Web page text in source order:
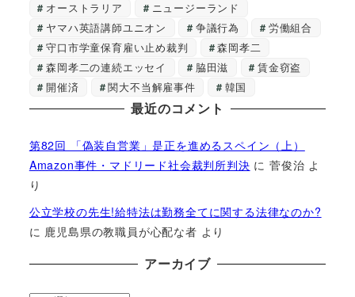
オーストラリア
ニュージーランド
ヤマハ英語講師ユニオン
争議行為
労働組合
守口市学童保育雇い止め裁判
森岡孝二
森岡孝二の連続エッセイ
脇田滋
賃金窃盗
開催済
関大不当解雇事件 韓国
最近のコメント
第82回 「偽装自営業」是正を進めるスペイン（上）
Amazon事件・マドリード社会裁判所判決 に菅俊治 よ
り
公立学校の先生!給特法は勤務全てに関する法律なのか?
に 鹿児島県の教職員が心配な者 より
アーカイブ